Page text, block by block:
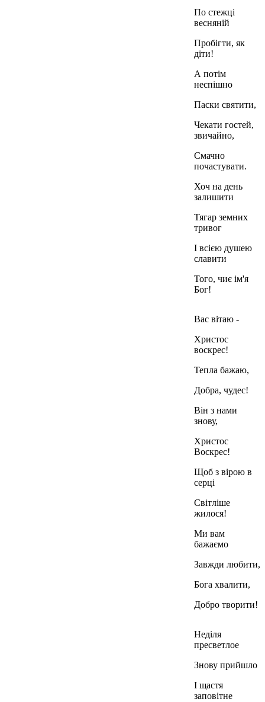
По стежці
весняній
Пробігти, як
діти!
А потім
неспішно
Паски святити,
Чекати гостей,
звичайно,
Смачно
почастувати.
Хоч на день
залишити
Тягар земних
тривог
І всією душею
славити
Того, чиє ім'я
Бог!
Вас вітаю -
Христос
воскрес!
Тепла бажаю,
Добра, чудес!
Він з нами
знову,
Христос
Воскрес!
Щоб з вірою в
серці
Світліше
жилося!
Ми вам
бажаємо
Завжди любити,
Бога хвалити,
Добро творити!
Неділя
пресветлое
Знову прийшло
І щастя
заповітне